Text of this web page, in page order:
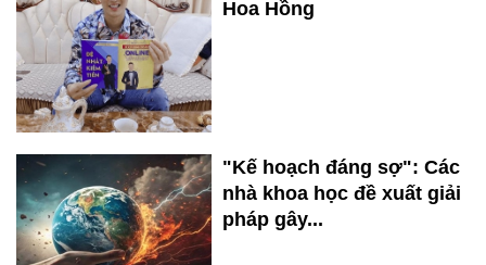
Hoa Hồng
"Kế hoạch đáng sợ": Các
nhà khoa học đề xuất giải
pháp gây...